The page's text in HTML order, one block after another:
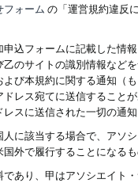
フォーム の「運営規約違反
込フォームに記載した情
のサイトの識別情報など
び本規約に関する通知（
レス宛てに送信すること
スに送信された一切の通
に該当する場合で、アソ
外で履行することになる
あり、甲はアソシエイト